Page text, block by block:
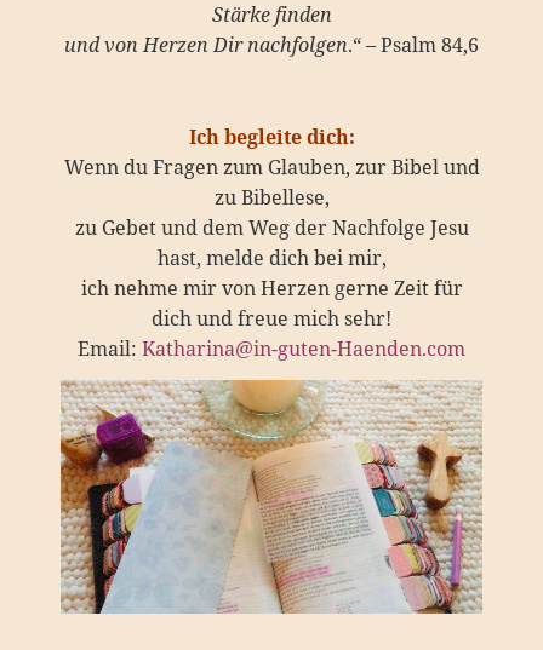
Stärke finden
und von Herzen Dir nachfolgen.“ – Psalm 84,6
Ich begleite dich:
Wenn du Fragen zum Glauben, zur Bibel und
zu Bibellese,
zu Gebet und dem Weg der Nachfolge Jesu
hast, melde dich bei mir,
ich nehme mir von Herzen gerne Zeit für
dich und freue mich sehr!
Email: Katharina@in-guten-Haenden.com